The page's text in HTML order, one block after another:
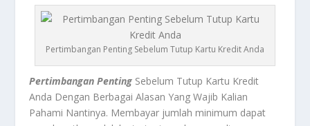
Pertimbangan Penting Sebelum Tutup Kartu Kredit Anda
Pertimbangan Penting Sebelum Tutup Kartu Kredit
Anda Dengan Berbagai Alasan Yang Wajib Kalian
Pahami Nantinya. Membayar jumlah minimum dapat